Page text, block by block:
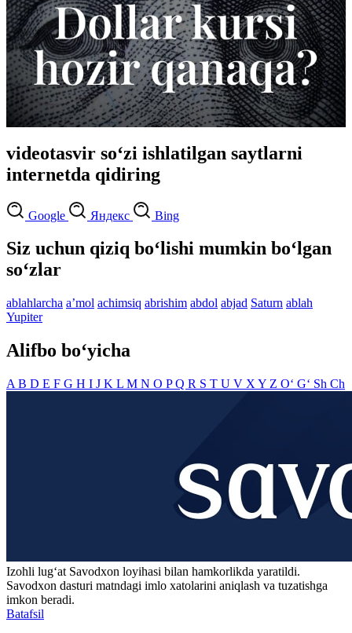
videotasvir so‘zi ishlatilgan saytlarni
internetda qidiring
Google Яндекс Bing
Siz uchun qiziq bo‘lishi mumkin bo‘lgan
so‘zlar
ablahlarcha aʼmol achimsiq abrishim abdol abjad Saturn ablah
Yupiter
Alifbo bo‘yicha
A B D E F G H I J K L M N O PQ R S T U V X Y Z O‘ G‘ Sh Ch
Izohli lugʻat Savodxon loyihasi bilan hamkorlikda yaratildi.
Savodxon dasturi matndagi imlo xatolarini aniqlash va tuzatishga
imkon beradi.
Batafsil